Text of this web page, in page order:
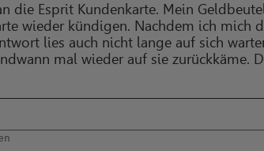
die Esprit Kundenkarte. Mein
wieder kündigen. Nachdem ich
lies auch nicht lange auf sich
mal wieder auf sie zurückkäme.